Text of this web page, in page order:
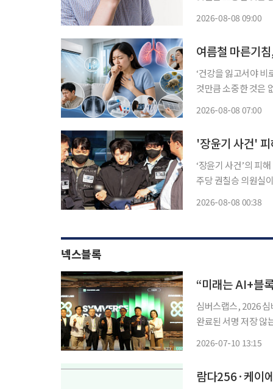
2026-08-08 09:00
여름철 마른기
‘건강을 잃고서야
것만큼 소중한 것은
2026-08-08 07:00
'장윤기 사건'
‘장윤기 사건’의 피해
주당 권칠승 의원실
2026-08-08 00:38
넥스블록
“미래는 AI+블
심버스랩스, 2026
완료된 서명 저장 않
2026-07-10 13:15
람다256·케이